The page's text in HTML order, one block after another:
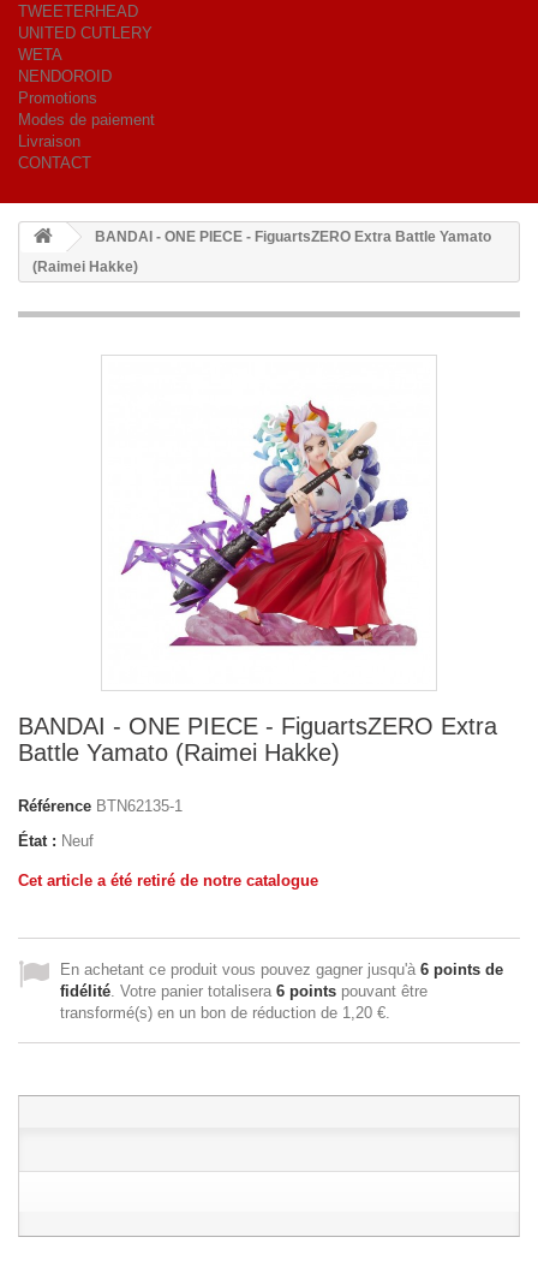
TWEETERHEAD
UNITED CUTLERY
WETA
NENDOROID
Promotions
Modes de paiement
Livraison
CONTACT
BANDAI - ONE PIECE - FiguartsZERO Extra Battle Yamato
(Raimei Hakke)
BANDAI - ONE PIECE - FiguartsZERO Extra
Battle Yamato (Raimei Hakke)
Référence BTN62135-1
État : Neuf
Cet article a été retiré de notre catalogue
En achetant ce produit vous pouvez gagner jusqu'à 6 points de
fidélité . Votre panier totalisera 6 points pouvant être
transformé(s) en un bon de réduction de 1,20 €